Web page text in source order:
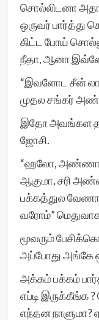
சொல்லிடனா
ஒருவர் பார்த்து
கிட்ட போய்
நீதா, ஆனா
“இவளோட சீன்
முதல சங்கர்
இதோ அவங்கள
ஜோசி.
“ஹலோ, அண்ணா
ஆகுமா, சரி
பக்கத்துல
வரோம்” மெதுவாக
மூவரும்
அப்போது அங்கே
அக்கம் பக்கம்
எப்டி இருக்கீங்க
எந்தன நாளுமா?